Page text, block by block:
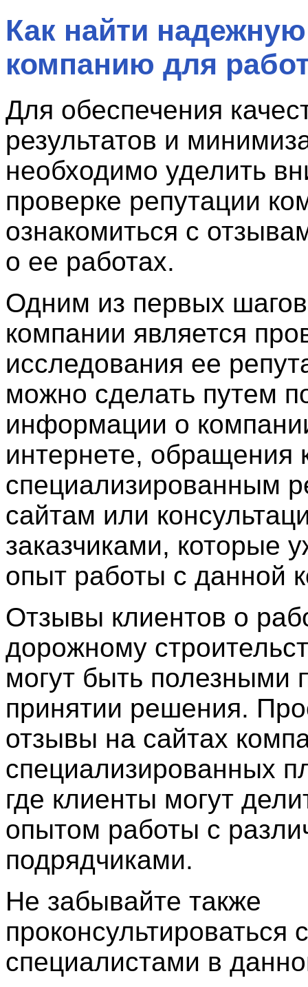
Как найти надежную
компанию для
Для обеспечения
результатов и
необходимо уделить
проверке репутации
ознакомиться с
о ее работах.
Одним из первых
компании является
исследования ее
можно сделать путем
информации о
интернете, обращения
специализированным
сайтам или
заказчиками, которые
опыт работы с данной
Отзывы клиентов о
дорожному
могут быть полезными
принятии решения.
отзывы на сайтах
специализированных
где клиенты могут
опытом работы с
подрядчиками.
Не забывайте также
проконсультироваться
специалистами в